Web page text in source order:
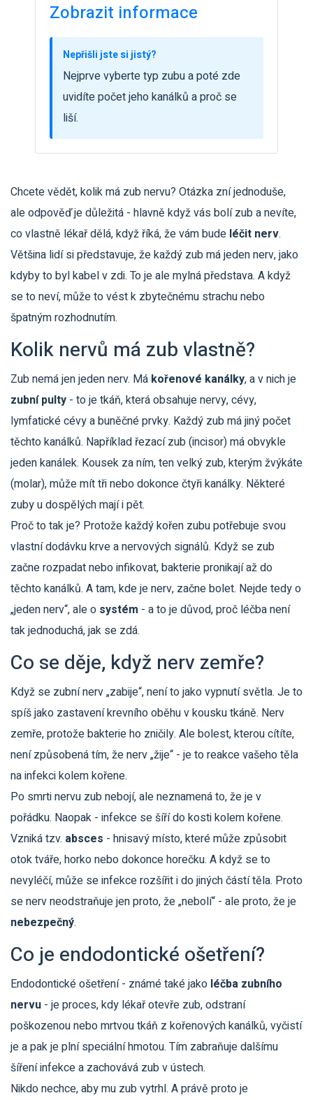
Zobrazit informace
Nepřišli jste si jistý?
Nejprve vyberte typ zubu a poté zde
uvidíte počet jeho kanálků a proč se
liší.
Chcete vědět, kolik má zub nervu? Otázka zní jednoduše,
ale odpověď je důležitá - hlavně když vás bolí zub a nevíte,
co vlastně lékař dělá, když říká, že vám bude léčit nerv.
Většina lidí si představuje, že každý zub má jeden nerv, jako
kdyby to byl kabel v zdi. To je ale mylná představa. A když
se to neví, může to vést k zbytečnému strachu nebo
špatným rozhodnutím.
Kolik nervů má zub vlastně?
Zub nemá jen jeden nerv. Má kořenové kanálky, a v nich je
zubní pulty - to je tkáň, která obsahuje nervy, cévy,
lymfatické cévy a buněčné prvky. Každý zub má jiný počet
těchto kanálků. Například řezací zub (incisor) má obvykle
jeden kanálek. Kousek za ním, ten velký zub, kterým žvýkáte
(molar), může mít tři nebo dokonce čtyři kanálky. Některé
zuby u dospělých mají i pět.
Proč to tak je? Protože každý kořen zubu potřebuje svou
vlastní dodávku krve a nervových signálů. Když se zub
začne rozpadat nebo infikovat, bakterie pronikají až do
těchto kanálků. A tam, kde je nerv, začne bolet. Nejde tedy o
„jeden nerv“, ale o systém - a to je důvod, proč léčba není
tak jednoduchá, jak se zdá.
Co se děje, když nerv zemře?
Když se zubní nerv „zabije“, není to jako vypnutí světla. Je to
spíš jako zastavení krevního oběhu v kousku tkáně. Nerv
zemře, protože bakterie ho zničily. Ale bolest, kterou cítíte,
není způsobená tím, že nerv „žije“ - je to reakce vašeho těla
na infekci kolem kořene.
Po smrti nervu zub nebojí, ale neznamená to, že je v
pořádku. Naopak - infekce se šíří do kosti kolem kořene.
Vzniká tzv. absces - hnisavý místo, které může způsobit
otok tváře, horko nebo dokonce horečku. A když se to
nevyléčí, může se infekce rozšířit i do jiných částí těla. Proto
se nerv neodstraňuje jen proto, že „nebolí“ - ale proto, že je
nebezpečný.
Co je endodontické ošetření?
Endodontické ošetření - známé také jako léčba zubního
nervu - je proces, kdy lékař otevře zub, odstraní
poškozenou nebo mrtvou tkáň z kořenových kanálků, vyčistí
je a pak je plní speciální hmotou. Tím zabraňuje dalšímu
šíření infekce a zachovává zub v ústech.
Nikdo nechce, aby mu zub vytrhl. A právě proto je